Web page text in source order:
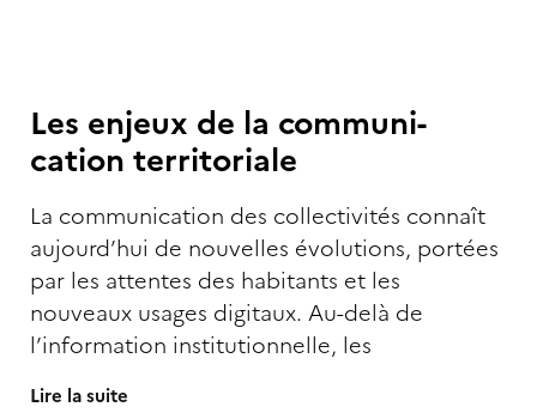
Les enjeux de la communi-
cation territoriale
La communication des collectivités connaît
aujourd’hui de nouvelles évolutions, portées
par les attentes des habitants et les
nouveaux usages digitaux. Au-delà de
l’information institutionnelle, les
Lire la suite